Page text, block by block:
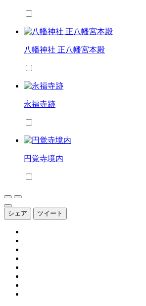
八幡神社 正八幡宮本殿
永福寺跡
円覚寺境内
シェア ツイート